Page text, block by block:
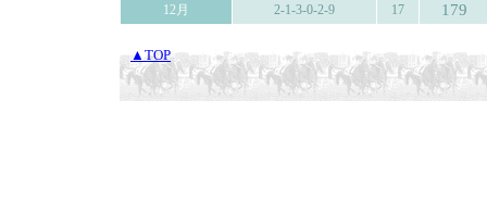
12月 2-1-3-0-2-9 17 179
▲TOP